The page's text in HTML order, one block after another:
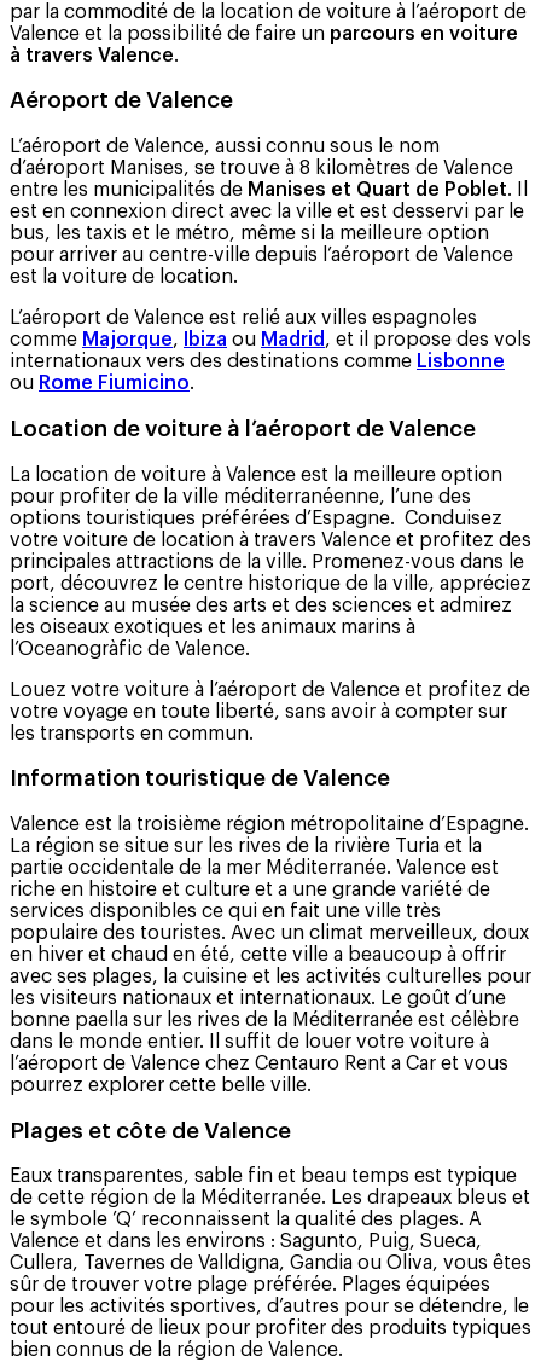
par la commodité de la location de voiture à l’aéroport de
Valence et la possibilité de faire un parcours en voiture
à travers Valence.
Aéroport de Valence
L’aéroport de Valence, aussi connu sous le nom
d’aéroport Manises, se trouve à 8 kilomètres de Valence
entre les municipalités de Manises et Quart de Poblet. Il
est en connexion direct avec la ville et est desservi par le
bus, les taxis et le métro, même si la meilleure option
pour arriver au centre-ville depuis l’aéroport de Valence
est la voiture de location.
L’aéroport de Valence est relié aux villes espagnoles
comme Majorque, Ibiza ou Madrid , et il propose des vols
internationaux vers des destinations comme Lisbonne
ou Rome Fiumicino.
Location de voiture à l’aéroport de Valence
La location de voiture à Valence est la meilleure option
pour profiter de la ville méditerranéenne, l’une des
options touristiques préférées d’Espagne. Conduisez
votre voiture de location à travers Valence et profitez des
principales attractions de la ville. Promenez-vous dans le
port, découvrez le centre historique de la ville, appréciez
la science au musée des arts et des sciences et admirez
les oiseaux exotiques et les animaux marins à
l’Oceanogràfic de Valence.
Louez votre voiture à l’aéroport de Valence et profitez de
votre voyage en toute liberté, sans avoir à compter sur
les transports en commun.
Information touristique de Valence
Valence est la troisième région métropolitaine d’Espagne.
La région se situe sur les rives de la rivière Turia et la
partie occidentale de la mer Méditerranée. Valence est
riche en histoire et culture et a une grande variété de
services disponibles ce qui en fait une ville très
populaire des touristes. Avec un climat merveilleux, doux
en hiver et chaud en été, cette ville a beaucoup à offrir
avec ses plages, la cuisine et les activités culturelles pour
les visiteurs nationaux et internationaux. Le goût d’une
bonne paella sur les rives de la Méditerranée est célèbre
dans le monde entier. Il suffit de louer votre voiture à
l’aéroport de Valence chez Centauro Rent a Car et vous
pourrez explorer cette belle ville.
Plages et côte de Valence
Eaux transparentes, sable fin et beau temps est typique
de cette région de la Méditerranée. Les drapeaux bleus et
le symbole ’Q’ reconnaissent la qualité des plages. A
Valence et dans les environs : Sagunto, Puig, Sueca,
Cullera, Tavernes de Valldigna, Gandia ou Oliva, vous êtes
sûr de trouver votre plage préférée. Plages équipées
pour les activités sportives, d’autres pour se détendre, le
tout entouré de lieux pour profiter des produits typiques
bien connus de la région de Valence.